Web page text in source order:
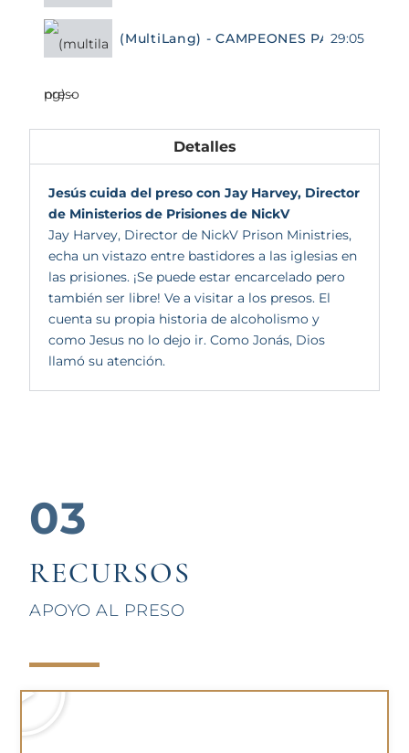
(MultiLang) - CAMPEONES PARA EL
29:05
Detalles
Jesús cuida del preso con Jay Harvey, Director
de Ministerios de Prisiones de NickV
Jay Harvey, Director de NickV Prison Ministries,
echa un vistazo entre bastidores a las iglesias en
las prisiones. ¡Se puede estar encarcelado pero
también ser libre! Ve a visitar a los presos. El
cuenta su propia historia de alcoholismo y
como Jesus no lo dejo ir. Como Jonás, Dios
llamó su atención.
03
RECURSOS
APOYO AL PRESO